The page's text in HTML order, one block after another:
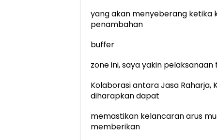
yang akan menyeberang ketika
penambahan
buffer
zone ini, saya yakin
Kolaborasi antara Jasa Raharja,
diharapkan dapat
memastikan kelancaran arus
memberikan